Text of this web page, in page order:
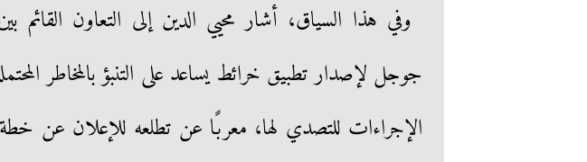
وفي هذا السياق، أشار محيي الدين إلى التعاون القائم
جوجل لإصدار تطبيق خرائط يساعد على التنبؤ بالمخاطر
الإجراءات للتصدي لها، معربًا عن تطلعه للإعلان عن